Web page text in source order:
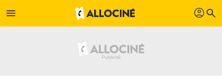
menu profil search